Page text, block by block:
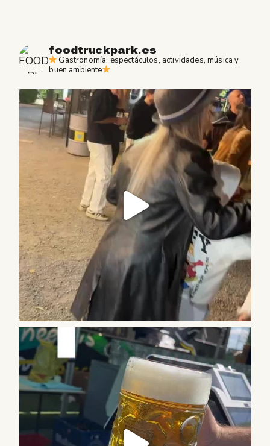
foodtruckpark.es
Gastronomía, espectáculos, actividades, música y
buen ambiente